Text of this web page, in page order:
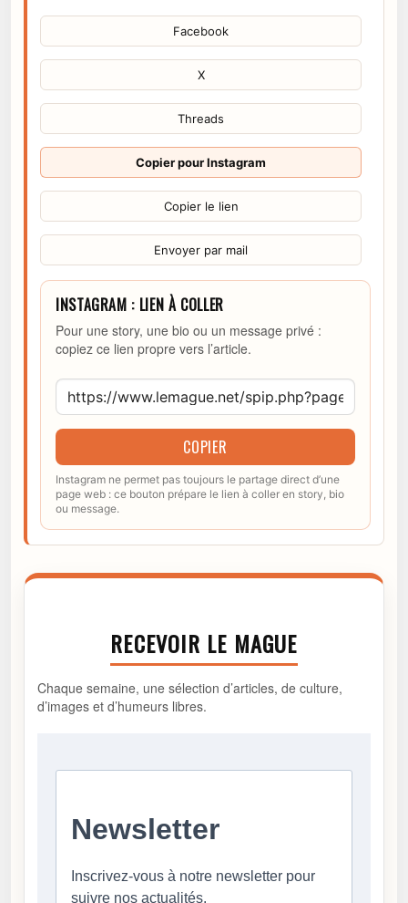
Facebook
X
Threads
Copier pour Instagram
Copier le lien
Envoyer par mail
INSTAGRAM : LIEN À COLLER
Pour une story, une bio ou un message privé :
copiez ce lien propre vers l’article.
COPIER
Instagram ne permet pas toujours le partage direct d’une
page web : ce bouton prépare le lien à coller en story, bio
ou message.
RECEVOIR LE MAGUE
Chaque semaine, une sélection d’articles, de culture,
d’images et d’humeurs libres.